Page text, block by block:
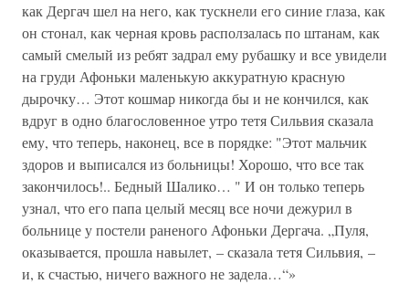
как Дергач шел на него, как тускнели его синие глаза, как
он стонал, как черная кровь расползалась по штанам, как
самый смелый из ребят задрал ему рубашку и все увидели
на груди Афоньки маленькую аккуратную красную
дырочку… Этот кошмар никогда бы и не кончился, как
вдруг в одно благословенное утро тетя Сильвия сказала
ему, что теперь, наконец, все в порядке: "Этот мальчик
здоров и выписался из больницы! Хорошо, что все так
закончилось!.. Бедный Шалико… " И он только теперь
узнал, что его папа целый месяц все ночи дежурил в
больнице у постели раненого Афоньки Дергача. „Пуля,
оказывается, прошла навылет, – сказала тетя Сильвия, –
и, к счастью, ничего важного не задела…“»